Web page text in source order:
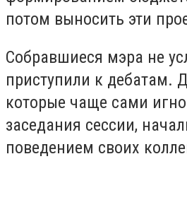
потом выносить эти
Собравшиеся мэра не
приступили к дебатам.
которые чаще сами
заседания сессии,
поведением своих